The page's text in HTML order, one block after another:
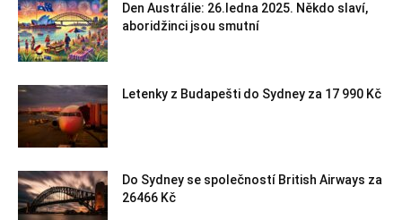
Den Austrálie: 26.ledna 2025. Někdo slaví,
aboridžinci jsou smutní
Letenky z Budapešti do Sydney za 17 990 Kč
Do Sydney se společností British Airways za
26466 Kč